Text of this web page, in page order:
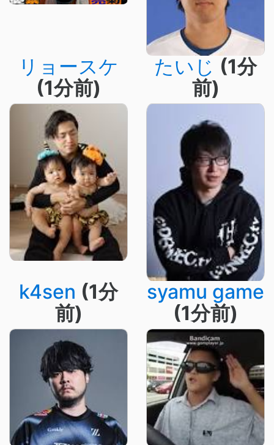
リョースケ
(1分前)
たいじ (1分
前)
k4sen (1分
前)
syamu game
(1分前)